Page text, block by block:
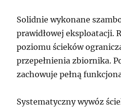
Solidnie wykonane
prawidłowej eksploatacji.
poziomu ścieków
przepełnienia zbiornika.
zachowuje pełną
Systematyczny wywóz